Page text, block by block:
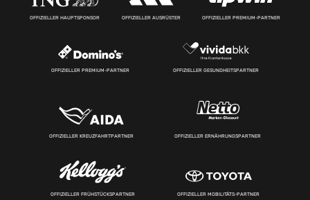
OFFIZIELLER HAUPTSPONSOR OFFIZIELLER AUSRÜSTER OFFIZIELLER PREMIUM-PARTNER
OFFIZIELLER PREMIUM-PARTNER OFFIZIELLER GESUNDHEITSPARTNER
OFFIZIELLER KREUZFAHRTPARTNER OFFIZIELLER ERNÄHRUNGSPARTNER
OFFIZIELLER FRÜHSTÜCKSPARTNER OFFIZIELLER MOBILITÄTS-PARTNER